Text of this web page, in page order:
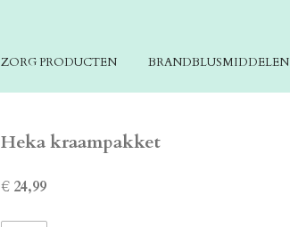
ZORG PRODUCTEN BRANDBLUSMIDDELEN
Heka kraampakket
€ 24,99